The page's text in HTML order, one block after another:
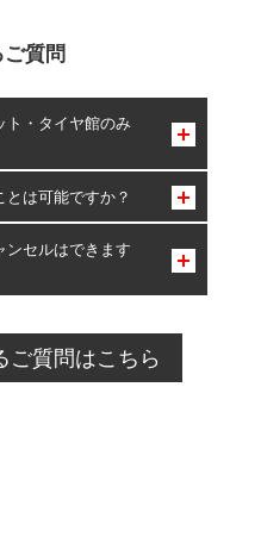
質問
ト・タイヤ館のみ
となります。
は可能ですか？
能です。
せに限り、同時にご予約が
ンセルはできます
過ぎている場合のご予約
、直接ご予約の店舗まで
ご質問はこちら